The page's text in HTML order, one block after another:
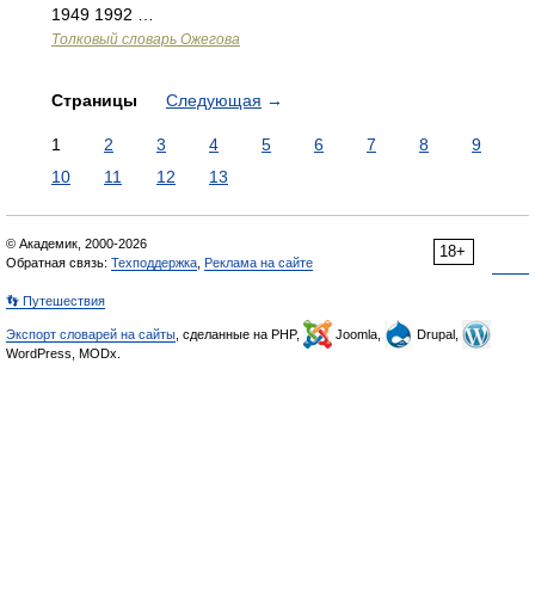
1949 1992 …
Толковый словарь Ожегова
Страницы Следующая →
1 2 3 4 5 6 7 8
9
10
11 12 13
18+
© Академик, 2000-2026
Обратная связь: Техподдержка Реклама на сайте
👣 Путешествия
Экспорт словарей на сайты , сделанные на PHP, Joomla,
Drupal,
WordPress, MODx.